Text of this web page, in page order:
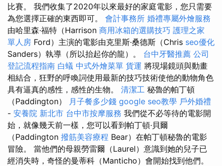
比賽。 我們收集了2020年以來最好的家庭電影，您只需要
為您選擇正確的東西即可。 會計事務所 婚禮專屬外燴服務
由哈里森·福特（Harrison 商用冰箱的選購技巧 護理之家
單人房 Ford）主演的電影由克里斯·桑德斯（Chris seo優化
Sanders）執導（所以抬起你的龍）。 台中牙醫推薦 公司
登記流程指南 白蟻 中式外燴菜單 貨運 將現場鏡頭與動畫
相結合，狂野的呼喚詞使用最新的技巧技術使他的動物角色
具有逼真的感性，感性的生物。 清潔工 秘魯的帕丁頓
（Paddington）
月子餐多少錢 google seo教學 戶外婚禮
- 安養院 新北市 台中市按摩服務 我們從不必等待的電影開
始，就像幾天前一樣，您可以看到帕丁頓·貝爾
（Paddington 撥筋美容療程 Bear）在帕丁頓秘魯的電影
冒險。 當他們的母親勞雷爾（Laurel）意識到她的兒子已
經消失時，奇怪的曼蒂科（Manticho）會開始找到他們。